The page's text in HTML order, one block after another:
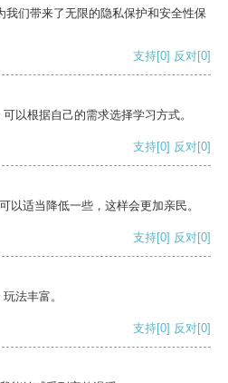
们带来了无限的隐私保护和安全性保
支持[0] 反对[0]
以根据自己的需求选择学习方式。
支持[0] 反对[0]
以适当降低一些，这样会更加亲民。
支持[0] 反对[0]
法丰富。
支持[0] 反对[0]